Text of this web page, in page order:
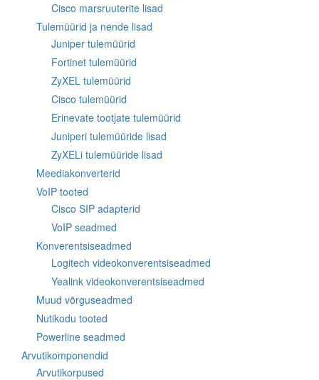
Cisco marsruuterite lisad
Tulemüürid ja nende lisad
Juniper tulemüürid
Fortinet tulemüürid
ZyXEL tulemüürid
Cisco tulemüürid
Erinevate tootjate tulemüürid
Juniperi tulemüüride lisad
ZyXELi tulemüüride lisad
Meediakonverterid
VoIP tooted
Cisco SIP adapterid
VoIP seadmed
Konverentsiseadmed
Logitech videokonverentsiseadmed
Yealink videokonverentsiseadmed
Muud võrguseadmed
Nutikodu tooted
Powerline seadmed
Arvutikomponendid
Arvutikorpused